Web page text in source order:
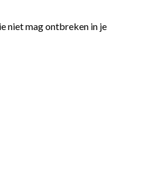
niet mag ontbreken in je